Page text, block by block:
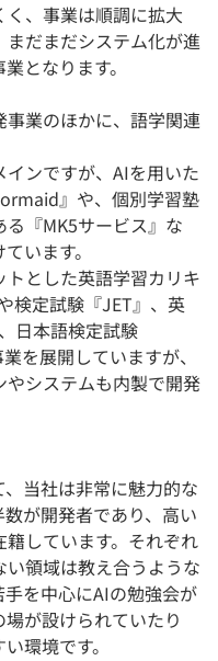
、事業は順調に拡大
だまだシステム化が進
となります。
業のほかに、語学関連
ンですが、AIを用いた
』や、個別学習塾
『MK5サービス』な
います。
とした英語学習カリキ
検定試験『JET』、英
日本語検定試験
を展開していますが、
システムも内製で開発
当社は非常に魅力的な
が開発者であり、高い
しています。それぞれ
領域は教え合うような
を中心にAIの勉強会が
が設けられていたり
環境です。